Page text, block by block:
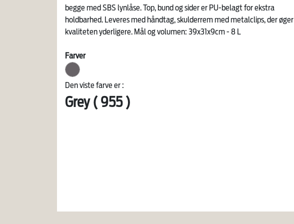
begge med SBS lynlåse. Top, bund og sider er PU-belagt for ekstra
holdbarhed. Leveres med håndtag, skulderrem med metalclips, der øger
kvaliteten yderligere. Mål og volumen: 39x31x9cm - 8 L
Farver
Den viste farve er :
Grey ( 955 )